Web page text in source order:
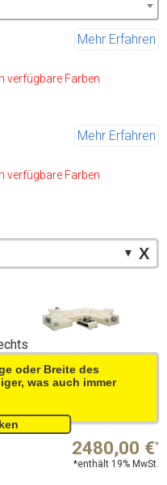
Mehr Erfahren
verfügbare Farben
Mehr Erfahren
verfügbare Farben
▼ X
oder Breite des
was auch immer
2480,00 €*
*enthält 19% MwSt.